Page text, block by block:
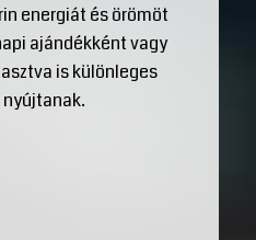
energiát és örömöt
ajándékként vagy
is különleges